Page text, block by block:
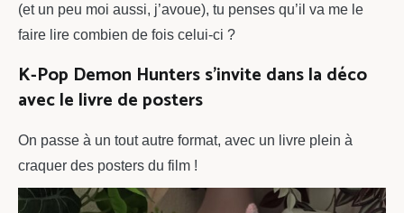
(et un peu moi aussi, j’avoue), tu penses qu’il va me le
faire lire combien de fois celui-ci ?
K-Pop Demon Hunters s’invite dans la déco
avec le livre de posters
On passe à un tout autre format, avec un livre plein à
craquer des posters du film !